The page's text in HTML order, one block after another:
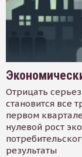
Отрицать
становится все
первом
нулевой рост
результаты